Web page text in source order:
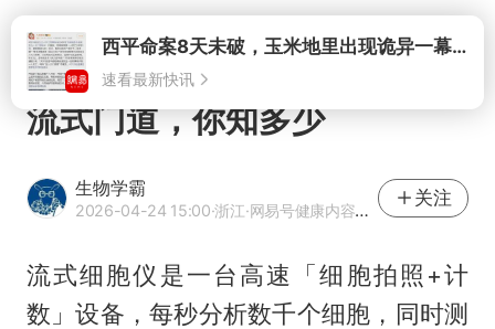
打开
流式门道，你知多少
生物学霸
2026-04-24 15:00·浙江·网易号健康内容作者
关注
流式细胞仪是一台高速「细胞拍照+计
数」设备，每秒分析数千个细胞，同时测